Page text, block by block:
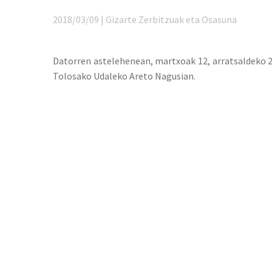
2018/03/09 | Gizarte Zerbitzuak eta Osasuna
Datorren astelehenean, martxoak 12, arratsaldeko
Tolosako Udaleko Areto Nagusian.